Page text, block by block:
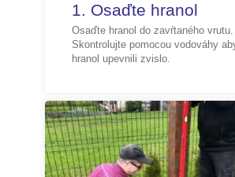
1. Osaďte hranol
Osaďte hranol do zavŕtaného vrutu.
Skontrolujte pomocou vodováhy
hranol upevnili zvislo.